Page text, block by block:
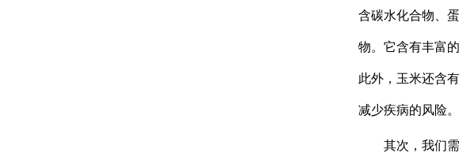
含碳水化合物、
物。它含有丰富
此外，玉米还含
减少疾病的风险。
其次，我们需